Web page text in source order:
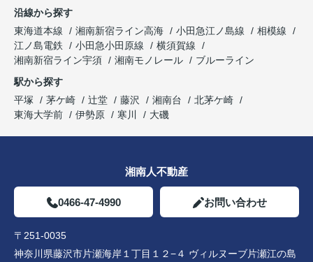
沿線から探す
東海道本線
湘南新宿ライン高海 小田急江ノ島線
相模線
江ノ島電鉄
小田急小田原線
横須賀線
湘南新宿ライン宇須
湘南モノレール
ブルーライン
駅から探す
平塚
茅ケ崎 辻堂 藤沢 湘南台
北茅ケ崎
東海大学前
伊勢原 寒川 大磯
湘南人不動産
0466-47-4990 お問い合わせ
〒251-0035
神奈川県藤沢市片瀬海岸１丁目１２−４ ヴィルヌーブ片瀬江の島